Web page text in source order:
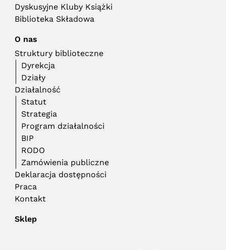
Dyskusyjne Kluby Książki
Biblioteka Składowa
O nas
Struktury biblioteczne
Dyrekcja
Działy
Działalność
Statut
Strategia
Program działalności
BIP
RODO
Zamówienia publiczne
Deklaracja dostępności
Praca
Kontakt
Sklep